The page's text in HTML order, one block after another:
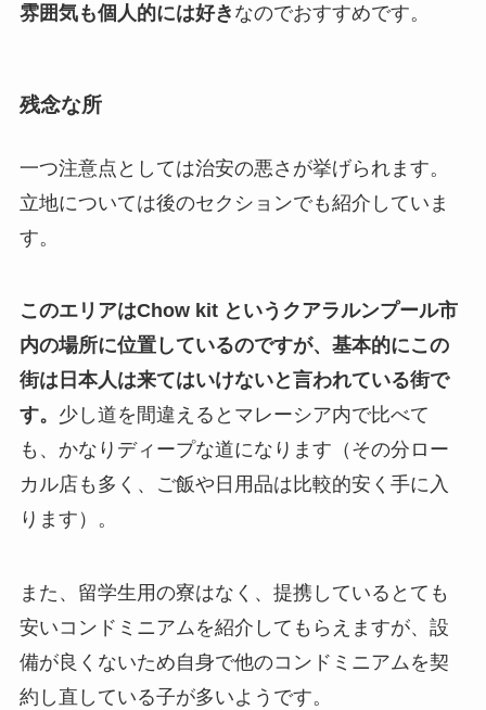
雰囲気も個人的には好き なのでおすすめです。
残念な所
一つ注意点としては治安の悪さが挙げられます。
立地については後のセクションでも紹介していま
す。
このエリアはChow kit というクアラルンプール市
内の場所に位置しているのですが、基本的にこの
街は日本人は来てはいけないと言われている街で
す。 少し道を間違えるとマレーシア内で比べて
も、かなりディープな道になります（その分ロー
カル店も多く、ご飯や日用品は比較的安く手に入
ります）。
また、留学生用の寮はなく、提携しているとても
安いコンドミニアムを紹介してもらえますが、設
備が良くないため自身で他のコンドミニアムを契
約し直している子が多いようです。